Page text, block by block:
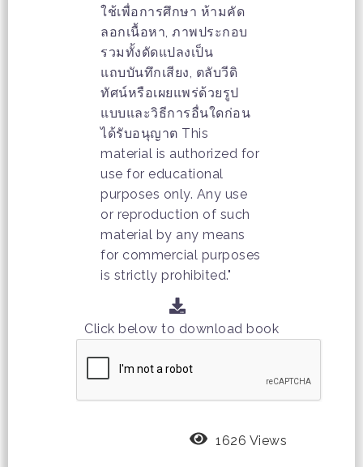
ใช้เพื่อการศึกษา ห้ามคัด
ลอกเนื้อหา, ภาพประกอบ
รวมทั้งดัดแปลงเป็น
แถบบันทึกเสียง, ตลับวีดิ
ทัศน์หรือเผยแพร่ด้วยรูป
แบบและวิธีการอื่นใดก่อน
ได้รับอนุญาต This
material is authorized for
use for educational
purposes only. Any use
or reproduction of such
material by any means
for commercial purposes
is strictly prohibited."
Click below to download book
1626 Views